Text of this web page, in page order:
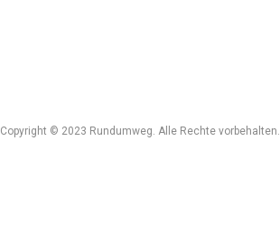
Copyright © 2023 Rundumweg. Alle Rechte vorbehalten.